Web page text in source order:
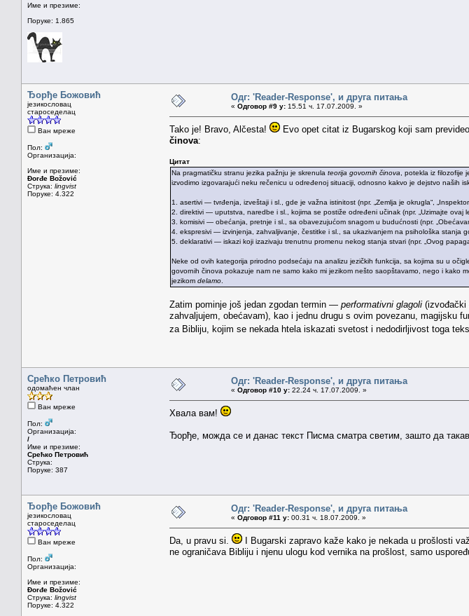
Име и презиме:
Поруке: 1.865
Ђорђе Божовић
језикословац
староседелац
Ван мреже
Пол:
Организација:
Име и презиме:
Đorđe Božović
Струка: lingvist
Поруке: 4.322
Одг: 'Reader-Response', и друга питања
« Одговор #9 у: 15.51 ч. 17.07.2009. »
Tako je! Bravo, Alčesta! Evo opet citat iz Bugarskog koji sam
činova:
Цитат
Na pragmatičku stranu jezika pažnju je skrenula teorija govornih činova , potekla iz
izvodimo izgovarajući neku rečenicu u određenoj situaciji, odnosno kakvo je dejstvo naših
1. asertivi — tvrđenja, izveštaji i sl., gde je važna istinitost (npr. „Zemlja je okrugla“,
2. direktivi — uputstva, naredbe i sl., kojima se postiže određeni učinak (npr. „Uzimajte ovaj
3. komisivi — obećanja, pretnje i sl., sa obavezujućom snagom u budućnosti (npr.
4. ekspresivi — izvinjenja, zahvaljivanje, čestitke i sl., sa ukazivanjem na psihološka stanja
5. deklarativi — iskazi koji izazivaju trenutnu promenu nekog stanja stvari (npr. „Ovog
Neke od ovih kategorija prirodno podsećaju na analizu jezičkih funkcija, sa kojima su u
govornih činova pokazuje nam ne samo kako mi jezikom nešto saopštavamo, nego i kako
jezikom delamo
Zatim pominje još jedan zgodan termin — performativni glagoli (izvođački
zahvaljujem, obećavam), kao i jednu drugu s ovim povezanu, magijsku
za Bibliju, kojim se nekada htela iskazati svetost i nedodirljivost toga
Срећко Петровић
одомаћен члан
Ван мреже
Пол:
Организација:
/
Име и презиме:
Срећко Петровић
Струка:
Поруке: 387
Одг: 'Reader-Response', и друга питања
« Одговор #10 у: 22.24 ч. 17.07.2009. »
Хвала вам!
Ђорђе, можда се и данас текст Писма сматра светим, зашто да
Ђорђе Божовић
језикословац
староседелац
Ван мреже
Пол:
Организација:
Име и презиме:
Đorđe Božović
Струка: lingvist
Поруке: 4.322
Одг: 'Reader-Response', и друга питања
« Одговор #11 у: 00.31 ч. 18.07.2009. »
Da, u pravu si.
I Bugarski zapravo kaže kako je nekada u prošlosti
ne ograničava Bibliju i njenu ulogu kod vernika na prošlost, samo